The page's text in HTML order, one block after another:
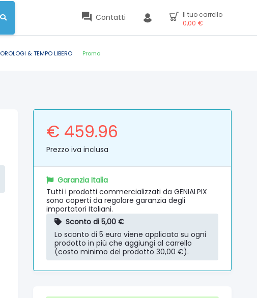
Contatti
Il tuo carrello
0,00 €
OROLOGI & TEMPO LIBERO Promo
€ 459.96
Prezzo iva inclusa
Garanzia Italia
Tutti i prodotti commercializzati da GENIALPIX
sono coperti da regolare garanzia degli
importatori Italiani.
Sconto di 5,00 €
Lo sconto di 5 euro viene applicato su ogni
prodotto in più che aggiungi al carrello
(costo minimo del prodotto 30,00 €).